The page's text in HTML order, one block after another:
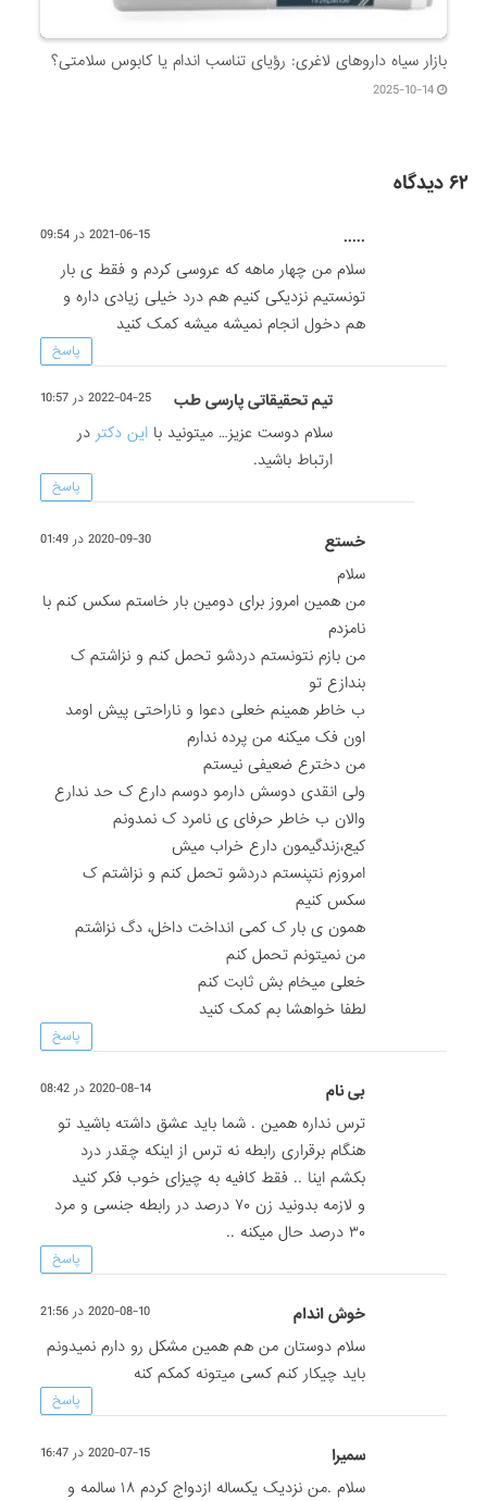
بازار سیاه داروهای لاغری: رؤیای تناسب اندام یا کابوس سلامتی؟
2025-10-14
۶۲ دیدگاه
..... 2021-06-15 در 09:54
سلام من چهار ماهه که عروسی کردم و فقط ی بار
تونستیم نزدیکی کنیم هم درد خیلی زیادی داره و
هم دخول انجام نمیشه میشه کمک کنید
پاسخ
تیم تحقیقاتی پارسی طب 2022-04-25 در 10:57
سلام دوست عزیز… میتونید بااین دکتر در
ارتباط باشید.
پاسخ
خستع 2020-09-30 در 01:49
سلام
من همین امروز برای دومین بار خاستم سکس کنم با
نامزدم
من بازم نتونستم دردشو تحمل کنم و نزاشتم ک
بندازع تو
ب خاطر همینم خعلی دعوا و ناراحتی پیش اومد
اون فک میکنه من پرده ندارم
من دخترع ضعیفی نیستم
ولی انقدی دوسش دارمو دوسم دارع ک حد ندارع
والان ب خاطر حرفای ی نامرد ک نمدونم
کیع،زندگیمون دارع خراب میش
امروزم نتپنستم دردشو تحمل کنم و نزاشتم ک
سکس کنیم
همون ی بار ک کمی انداخت داخل، دگ نزاشتم
من نمیتونم تحمل کنم
خعلی میخام بش ثابت کنم
لطفا خواهشا بم کمک کنید
پاسخ
بی نام 2020-08-14 در 08:42
ترس نداره همین . شما باید عشق داشته باشید تو
هنگام برقراری رابطه نه ترس از اینکه چقدر درد
بکشم اینا .. فقط کافیه به چیزای خوب فکر کنید
و لازمه بدونید زن ۷۰ درصد در رابطه جنسی و مرد
۳۰ درصد حال میکنه ..
پاسخ
خوش اندام 2020-08-10 در 21:56
سلام دوستان من هم همین مشکل رو دارم نمیدونم
باید چیکار کنم کسی میتونه کمکم کنه
پاسخ
سمیرا 2020-07-15 در 16:47
سلام .من نزدیک یکساله ازدواج کردم ۱۸ سالمه و